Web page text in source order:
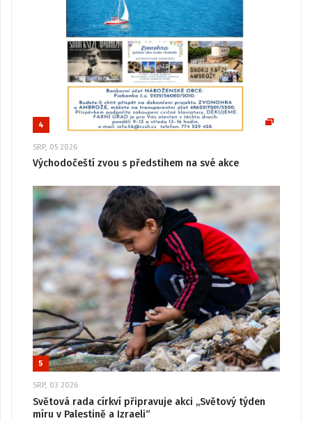
4
SRP, 05 2026
Východočeští zvou s předstihem na své akce
5
SRP, 03 2026
Světová rada církví připravuje akci „Světový týden
míru v Palestině a Izraeli“